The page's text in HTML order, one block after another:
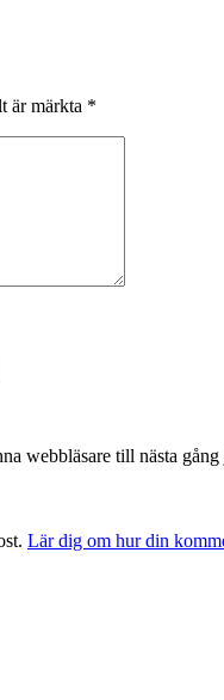
är märkta *
webbläsare till nästa
Lär dig om hur din